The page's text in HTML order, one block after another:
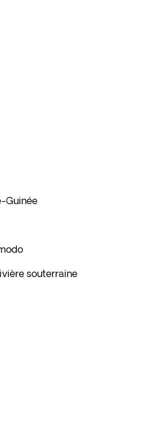
Guinée
souterraine